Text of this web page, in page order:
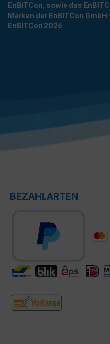
EnBITCon, sowie das
Marken der EnBITCon
EnBITCon 2026
BEZAHLARTEN